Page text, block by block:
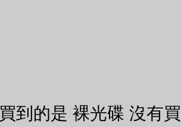
買到的是 裸光碟 沒有